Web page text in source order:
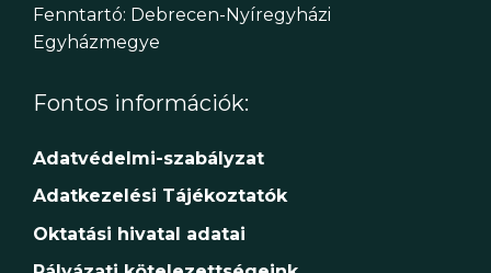
Fenntartó: Debrecen-Nyíregyházi
Egyházmegye
Fontos információk:
Adatvédelmi-szabályzat
Adatkezelési Tájékoztatók
Oktatási hivatal adatai